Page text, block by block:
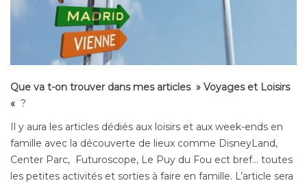
Que va t-on trouver dans mes articles » Voyages et Loisirs
« ?
Il y aura les articles dédiés aux loisirs et aux week-ends en
famille avec la découverte de lieux comme DisneyLand,
Center Parc, Futuroscope, Le Puy du Fou ect bref… toutes
les petites activités et sorties à faire en famille. L’article sera